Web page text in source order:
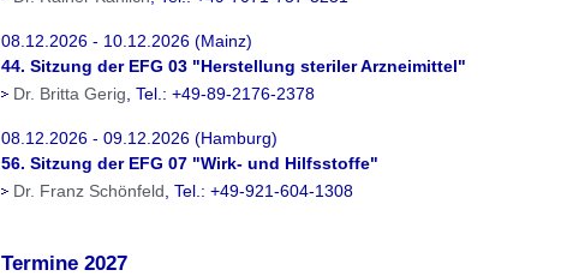
08.12.2026 - 10.12.2026 (Mainz)
44. Sitzung der EFG 03 "Herstellung steriler Arzneimittel"
Dr. Britta Gerig , Tel.: +49-89-2176-2378
08.12.2026 - 09.12.2026 (Hamburg)
56. Sitzung der EFG 07 "Wirk- und Hilfsstoffe"
Dr. Franz Schönfeld Tel.: +49-921-604-1308
Termine 2027